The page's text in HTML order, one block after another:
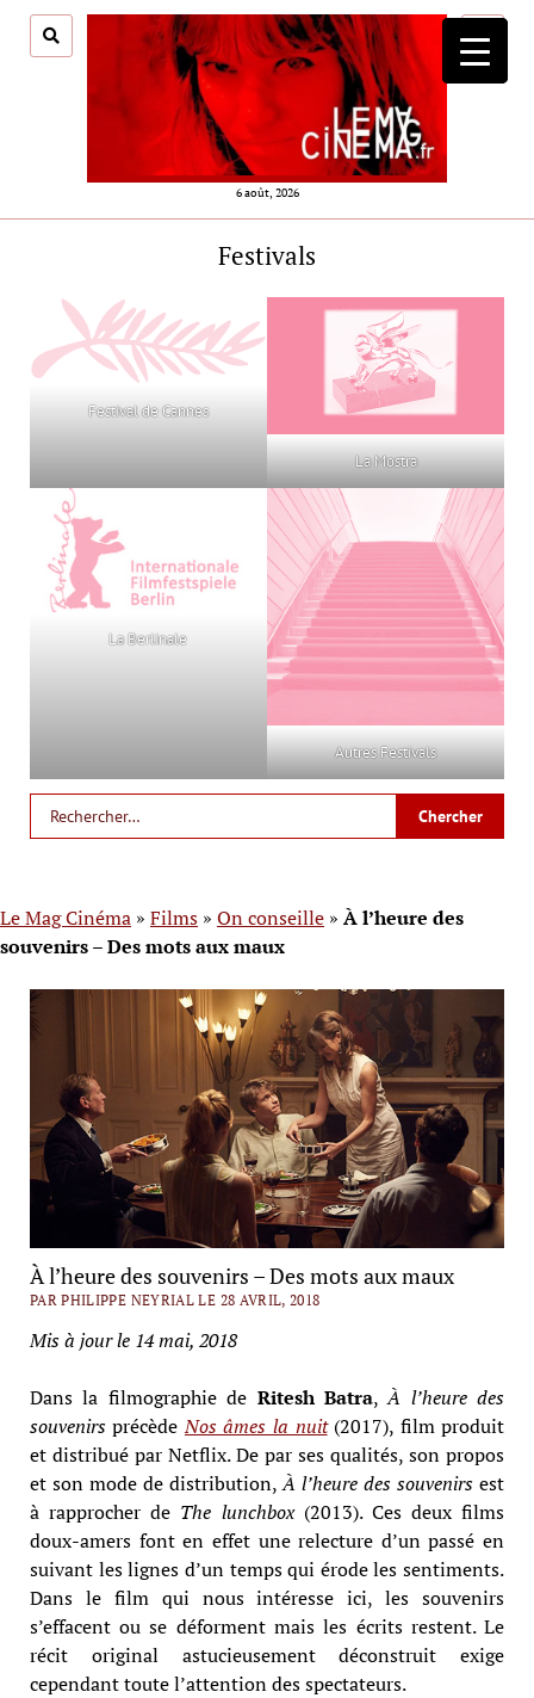
6 août, 2026
menu
Festivals
Festival de Cannes
La Mostra
La Berlinale
Autres Festivals
Le Mag Cinéma » Films » On conseille » À l’heure des
souvenirs – Des mots aux maux
À l’heure des souvenirs – Des mots aux maux
PAR PHILIPPE NEYRIAL LE 28 AVRIL, 2018
Mis à jour le 14 mai, 2018
Dans la filmographie de Ritesh Batra,À l’heure des
souvenirsprécèdeNos âmes la nuit(2017), film produit
et distribué par Netflix. De par ses qualités, son propos
et son mode de distribution,À l’heure des souvenirs est
à rapprocher de The lunchbox(2013). Ces deux films
doux-amers font en effet une relecture d’un passé en
suivant les lignes d’un temps qui érode les sentiments.
Dans le film qui nous intéresse ici, les souvenirs
s’effacent ou se déforment mais les écrits restent. Le
récit original astucieusement déconstruit exige
cependant toute l’attention des spectateurs.